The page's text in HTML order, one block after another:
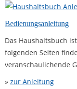
Bedienungsanleitung
Das Haushaltsbuch
folgenden Seiten
veranschaulichende
» zur Anleitung